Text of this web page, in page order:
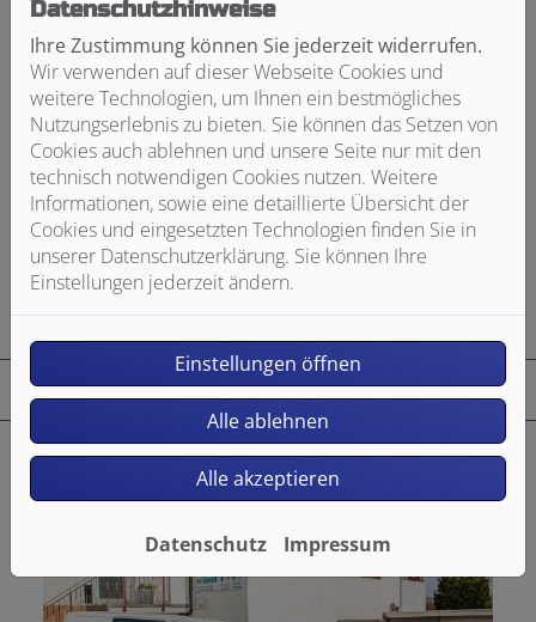
Race Days Stuttgart”
Geschäftsübernahme der Firma
Fritz Wörner – 31. Dezember 2021
Datenschutzhinweise
Ihre Zustimmung können Sie jederzeit widerrufen.
Wir verwenden auf dieser Webseite Cookies und
weitere Technologien, um Ihnen ein bestmögliches
Nutzungserlebnis zu bieten. Sie können das Setzen von
Cookies auch ablehnen und unsere Seite nur mit den
technisch notwendigen Cookies nutzen. Weitere
Informationen, sowie eine detaillierte Übersicht der
Cookies und eingesetzten Technologien finden Sie in
unserer Datenschutzerklärung. Sie können Ihre
Einstellungen jederzeit ändern.
Einstellungen öffnen
Alle ablehnen
Alle akzeptieren
Datenschutz Impressum